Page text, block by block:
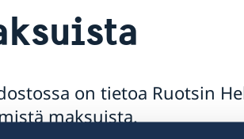
on tietoa Ruotsin
maksuista.